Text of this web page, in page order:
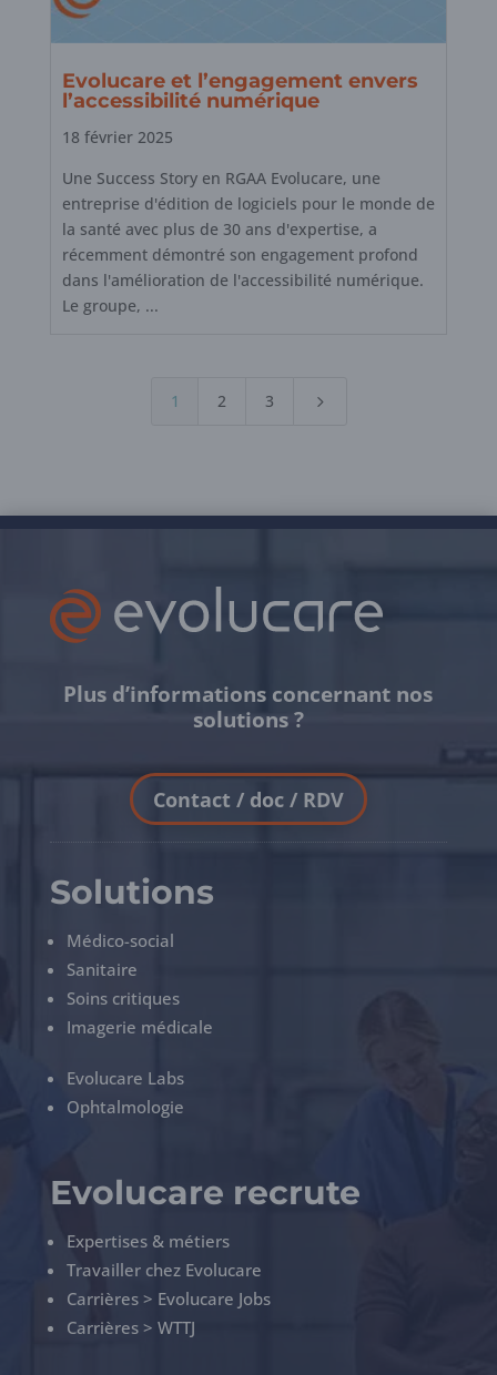
Evolucare et l’engagement envers
l’accessibilité numérique
18 février 2025
Une Success Story en RGAA Evolucare, une
entreprise d'édition de logiciels pour le monde de
la santé avec plus de 30 ans d'expertise, a
récemment démontré son engagement profond
dans l'amélioration de l'accessibilité numérique.
Le groupe, ...
1 2 3 5
Plus d’informations concernant nos
solutions ?
Contact / doc / RDV
Solutions
Médico-social
Sanitaire
Soins critiques
Imagerie médicale
Evolucare Labs
Ophtalmologie
Evolucare recrute
Expertises & métiers
Travailler chez Evolucare
Carrières > Evolucare Jobs
Carrières > WTTJ